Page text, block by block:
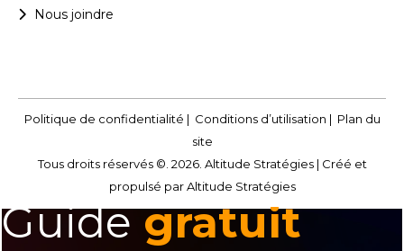
Nous joindre
Politique de confidentialité | Conditions d’utilisation | Plan du
site
Tous droits réservés ©. 2026. Altitude Stratégies | Créé et
propulsé par Altitude Stratégies
Guide gratuit